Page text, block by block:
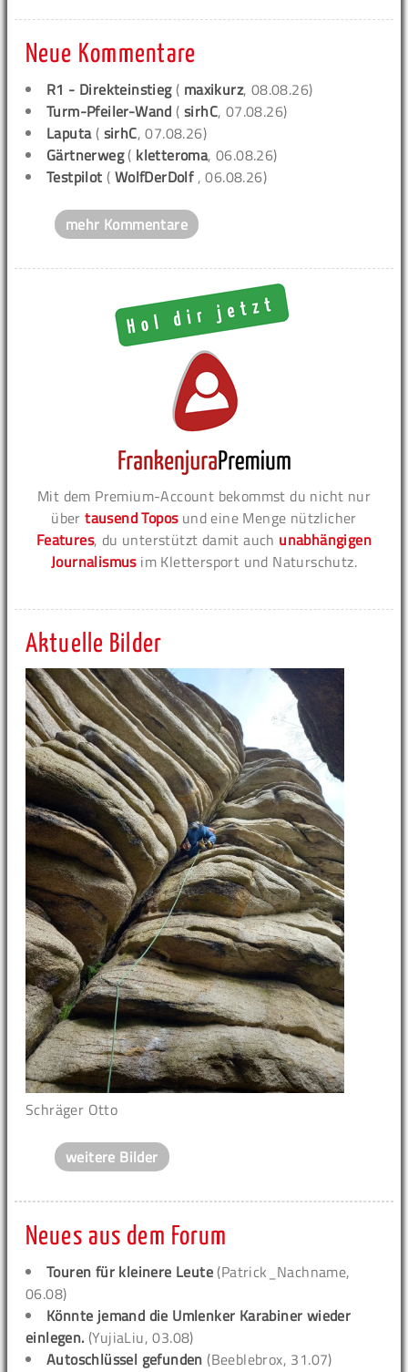
Neue Kommentare
R1 - Direkteinstieg( maxikurz, 08.08.26)
Turm-Pfeiler-Wand (sirhC, 07.08.26)
Laputa( sirhC, 07.08.26)
Gärtnerweg( kletteroma, 06.08.26)
Testpilot ( WolfDerDolf , 06.08.26)
mehr Kommentare
Mit dem Premium-Account bekommst du nicht nur
übertausend Toposund eine Menge nützlicher
Features, du unterstützt damit auch unabhängigen
Journalismusim Klettersport und Naturschutz.
Aktuelle Bilder
Schräger Otto
weitere Bilder
Neues aus dem Forum
Touren für kleinere Leute (Patrick_Nachname,
06.08)
Könnte jemand die Umlenker Karabiner wieder
einlegen. (YujiaLiu, 03.08)
Autoschlüssel gefunden (Beeblebrox, 31.07)